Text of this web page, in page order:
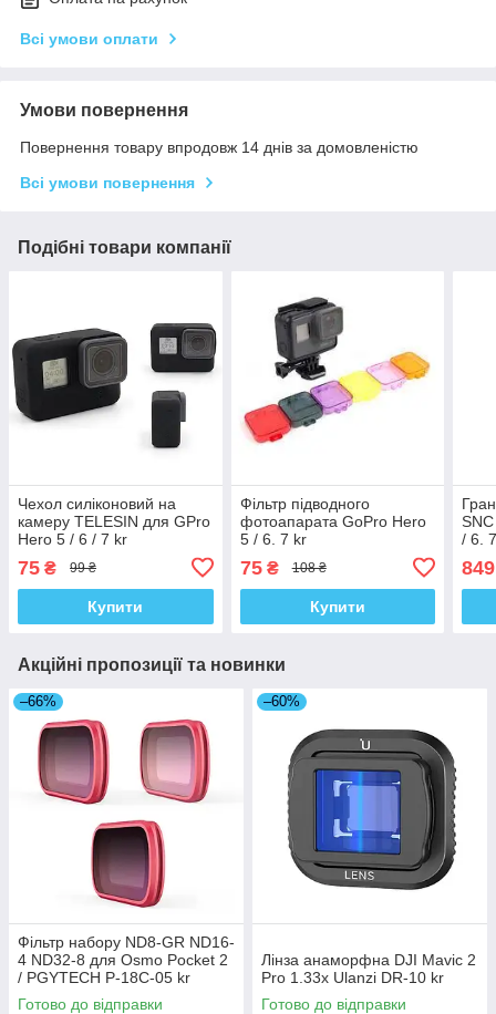
Всі умови оплати
Умови повернення
Повернення товару впродовж 14 днів за домовленістю
Всі умови повернення
Подібні товари компанії
Чехол силіконовий на
камеру TELESIN для GPro
Hero 5 / 6 / 7 kr
75 ₴ 99 ₴
Купити
Фільтр підводного
фотоапарата GoPro Hero
5 / 6. 7 kr
75₴ 108 ₴
Купити
/ 6.
849
Акційні пропозиції та новинки
–66%
Фільтр набору ND8-GR ND16-
4 ND32-8 для Osmo Pocket 2
/ PGYTECH P-18C-05 kr
Готово до відправки
–60%
Лінза анаморфна DJI Mavic 2
Pro 1.33x Ulanzi DR-10 kr
Готово до відправки